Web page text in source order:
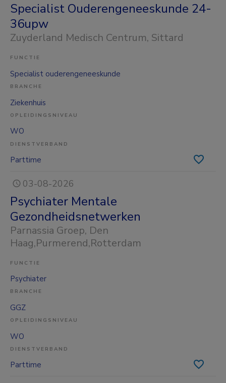
Specialist Ouderengeneeskunde 24-
36upw
Zuyderland Medisch Centrum, Sittard
FUNCTIE
Specialist ouderengeneeskunde
BRANCHE
Ziekenhuis
OPLEIDINGSNIVEAU
WO
DIENSTVERBAND
Parttime
03-08-2026
Psychiater Mentale
Gezondheidsnetwerken
Parnassia Groep, Den
Haag,Purmerend,Rotterdam
FUNCTIE
Psychiater
BRANCHE
GGZ
OPLEIDINGSNIVEAU
WO
DIENSTVERBAND
Parttime